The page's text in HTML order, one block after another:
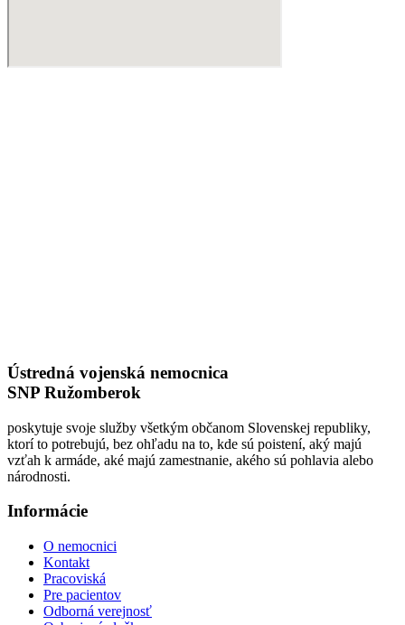
Ústredná vojenská nemocnica
SNP Ružomberok
poskytuje svoje služby všetkým občanom Slovenskej republiky,
ktorí to potrebujú, bez ohľadu na to, kde sú poistení, aký majú
vzťah k armáde, aké majú zamestnanie, akého sú pohlavia alebo
národnosti.
Informácie
O nemocnici
Kontakt
Pracoviská
Pre pacientov
Odborná verejnosť